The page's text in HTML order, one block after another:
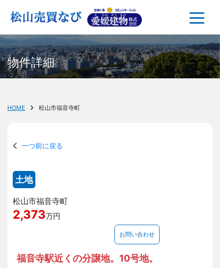
物件詳細
HOME 松山市福音寺町
一つ前に戻る
土地
松山市福音寺町
2,373万円
お問い合わせ
福音寺駅近くの分譲地。10号地。